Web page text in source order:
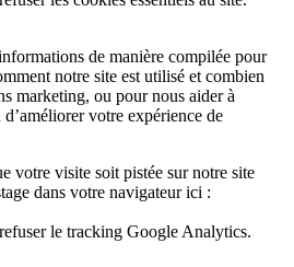
de manière compilée pour
notre site est utilisé et combien
marketing, ou pour nous aider à
votre expérience de
votre visite soit pistée sur notre site
dans votre navigateur ici :
le tracking Google Analytics.